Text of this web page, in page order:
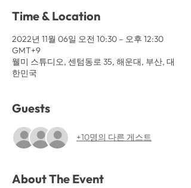
Time & Location
2022년 11월 06일 오전 10:30 – 오후 12:30
GMT+9
웰미 스튜디오, 센텀동로 35, 해운대, 부산, 대
한민국
Guests
+10명의 다른 게스트
About The Event